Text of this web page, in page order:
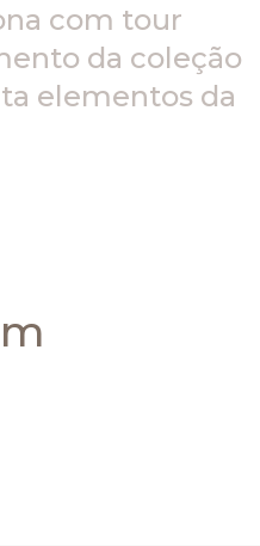
com tour
da coleção
elementos da